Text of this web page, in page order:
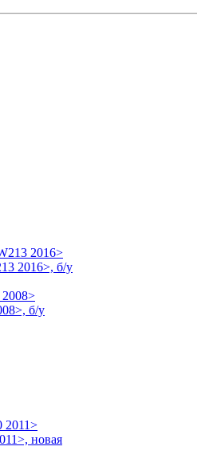
2016>, б/у
б/у
новая